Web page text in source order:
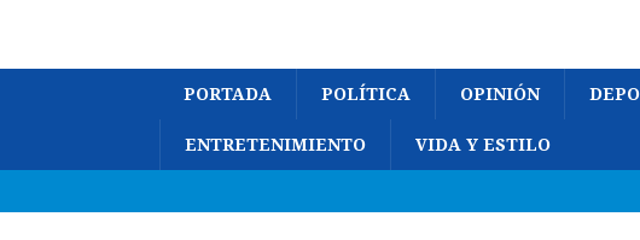
PORTADA POLÍTICA OPINIÓN
ENTRETENIMIENTO VIDA Y ESTILO